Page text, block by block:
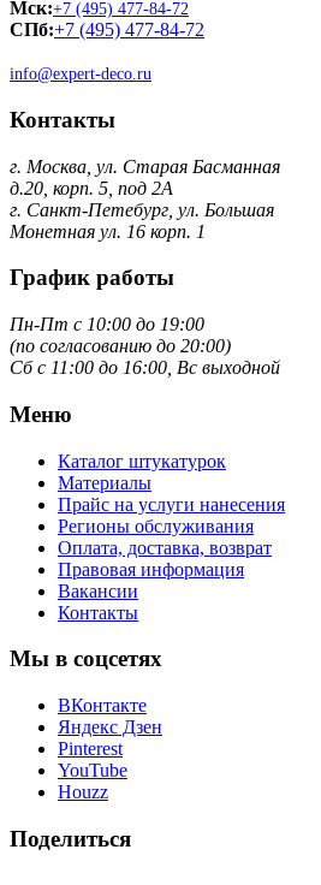
Мск:+7 (495) 477-84-72
СПб:+7 (495) 477-84-72
info@expert-deco.ru
Контакты
г. Москва, ул. Старая Басманная
д.20, корп. 5, под 2А
г. Санкт-Петебург, ул. Большая
Монетная ул. 16 корп. 1
График работы
Пн-Пт с 10:00 до 19:00
(по согласованию до 20:00)
Сб с 11:00 до 16:00, Вс выходной
Меню
Каталог штукатурок
Материалы
Прайс на услуги нанесения
Регионы обслуживания
Оплата, доставка, возврат
Правовая информация
Вакансии
Контакты
Мы в соцсетях
ВКонтакте
Яндекс Дзен
Pinterest
YouTube
Houzz
Поделиться